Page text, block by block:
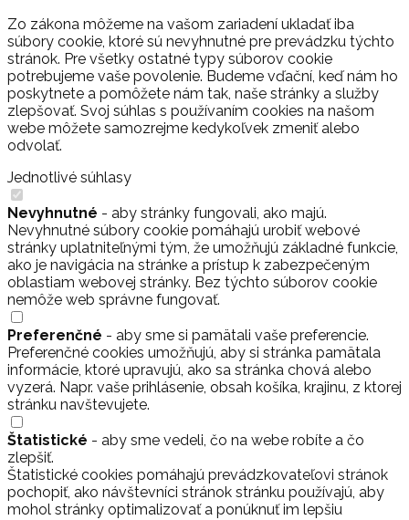
Zo zákona môžeme na vašom zariadení ukladať iba
súbory cookie, ktoré sú nevyhnutné pre prevádzku týchto
stránok. Pre všetky ostatné typy súborov cookie
potrebujeme vaše povolenie. Budeme vďační, keď nám ho
poskytnete a pomôžete nám tak, naše stránky a služby
zlepšovať. Svoj súhlas s používaním cookies na našom
webe môžete samozrejme kedykoľvek zmeniť alebo
odvolať.
Jednotlivé súhlasy
Nevyhnutné - aby stránky fungovali, ako majú.
Nevyhnutné súbory cookie pomáhajú urobiť webové
stránky uplatniteľnými tým, že umožňujú základné funkcie,
ako je navigácia na stránke a prístup k zabezpečeným
oblastiam webovej stránky. Bez týchto súborov cookie
nemôže web správne fungovať.
Preferenčné - aby sme si pamätali vaše preferencie.
Preferenčné cookies umožňujú, aby si stránka pamätala
informácie, ktoré upravujú, ako sa stránka chová alebo
vyzerá. Napr. vaše prihlásenie, obsah košíka, krajinu, z ktorej
stránku navštevujete.
Štatistické - aby sme vedeli, čo na webe robíte a čo
zlepšiť.
Štatistické cookies pomáhajú prevádzkovateľovi stránok
pochopiť, ako návštevníci stránok stránku používajú, aby
mohol stránky optimalizovať a ponúknuť im lepšiu